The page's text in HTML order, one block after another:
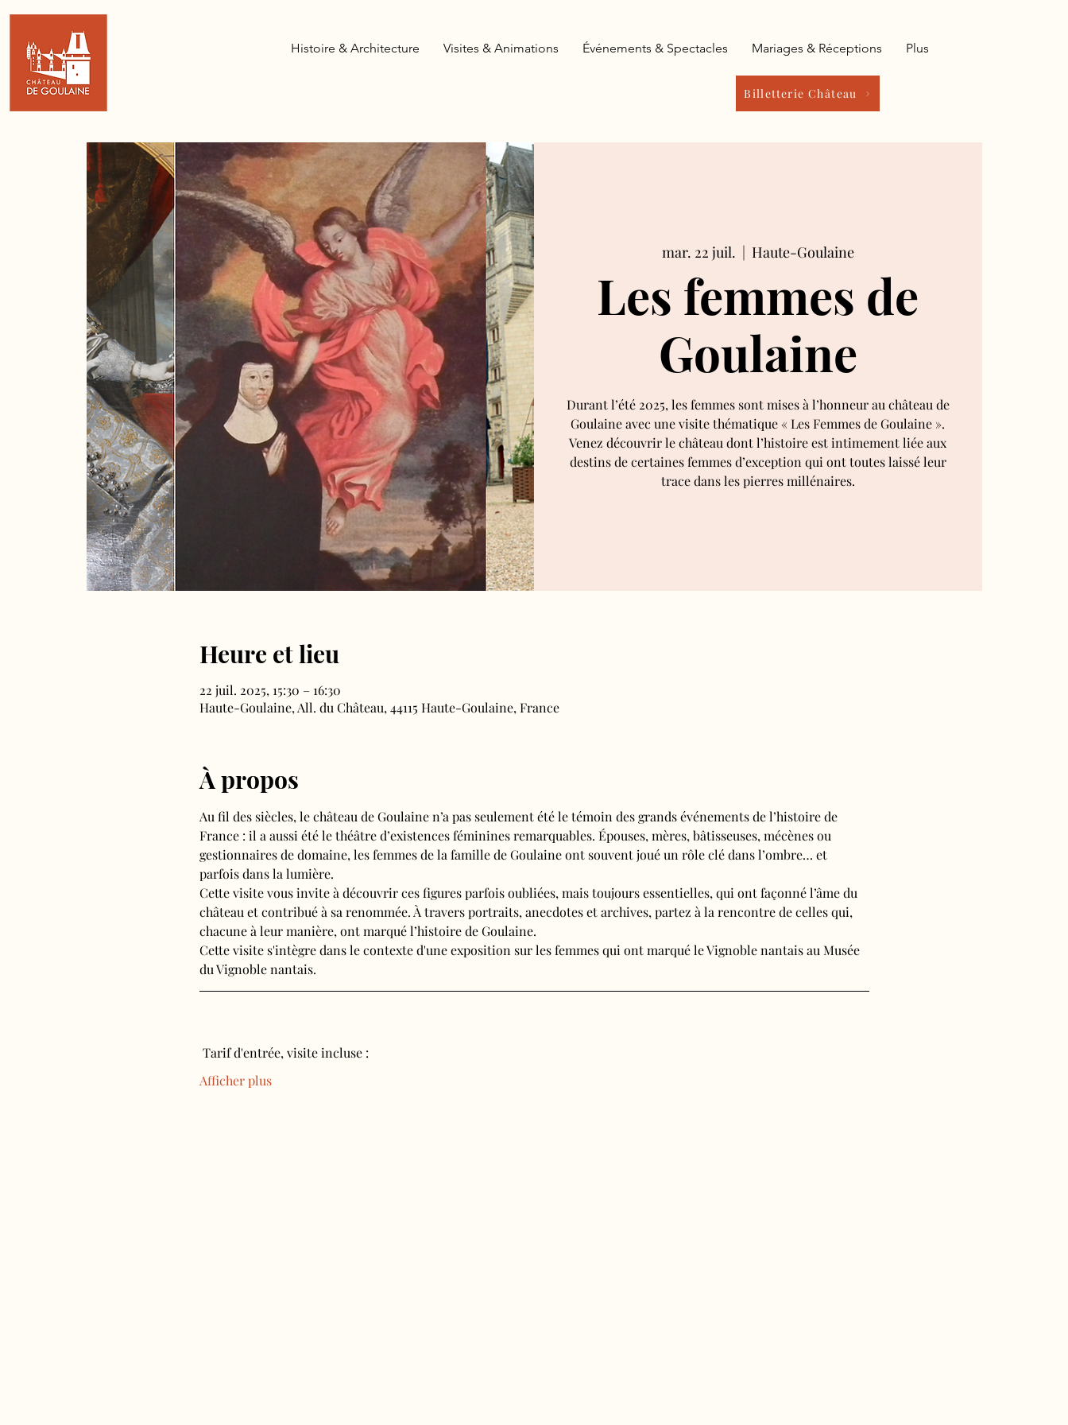
Billetterie Château
Histoire & Architecture Visites & Animations Événements & Spectacles Mariages & Réceptions Plus
mar. 22 juil.
  |
Haute-Goulaine
Les femmes de
Goulaine
Durant l’été 2025, les femmes sont mises à l’honneur au château de
Goulaine avec une visite thématique « Les Femmes de Goulaine ».
Venez découvrir le château dont l’histoire est intimement liée aux
destins de certaines femmes d’exception qui ont toutes laissé leur
trace dans les pierres millénaires.
Heure et lieu
22 juil. 2025, 15:30 – 16:30
Haute-Goulaine, All. du Château, 44115 Haute-Goulaine, France
À propos
Au fil des siècles, le château de Goulaine n’a pas seulement été le témoin des grands événements de l’histoire de
France : il a aussi été le théâtre d’existences féminines remarquables. Épouses, mères, bâtisseuses, mécènes ou
gestionnaires de domaine, les femmes de la famille de Goulaine ont souvent joué un rôle clé dans l’ombre… et
parfois dans la lumière.
Cette visite vous invite à découvrir ces figures parfois oubliées, mais toujours essentielles, qui ont façonné l’âme du
château et contribué à sa renommée. À travers portraits, anecdotes et archives, partez à la rencontre de celles qui,
chacune à leur manière, ont marqué l’histoire de Goulaine.
Cette visite s'intègre dans le contexte d'une exposition sur les femmes qui ont marqué le Vignoble nantais au Musée
du Vignoble nantais.
Tarif d'entrée, visite incluse :
Afficher plus